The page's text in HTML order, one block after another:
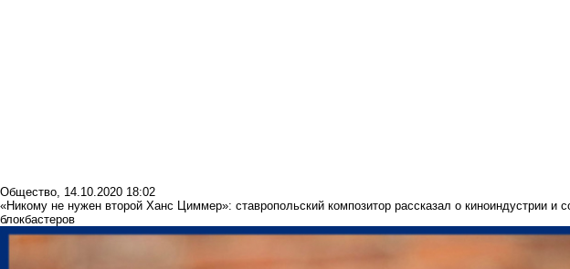
Общество, 14.10.2020 18:02
«Никому не нужен второй Ханс Циммер»: ставропольский композитор рассказал о киноиндустрии и
блокбастеров